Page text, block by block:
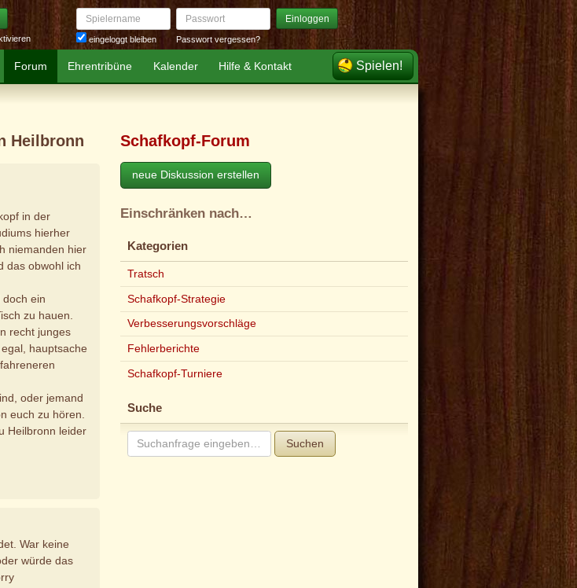
Spielername
eingeloggt bleiben
Passwort Einloggen
Passwort vergessen?
Forum Ehrentribüne Kalender Hilfe & Kontakt Spielen!
Heilbronn
in der
hierher
niemanden hier
das obwohl ich
ein
zu hauen.
recht junges
hauptsache
oder jemand
euch zu hören.
Heilbronn leider
War keine
würde das
Schafkopf-Forum
neue Diskussion erstellen
Einschränken nach…
Kategorien
Tratsch
Schafkopf-Strategie
Verbesserungsvorschläge
Fehlerberichte
Schafkopf-Turniere
Suche
Suchen